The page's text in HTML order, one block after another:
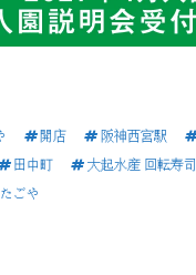
開店 阪神西宮駅
田中町 大起水産 回転寿司
ごや